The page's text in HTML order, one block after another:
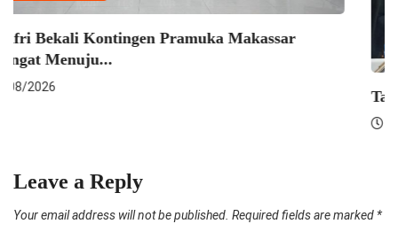
Wakil Wali Kota Makassar Hadiri Forum
Koordinasi...
05/08/2026
Leave a Reply
Your email address will not be published. Required fields are marked *